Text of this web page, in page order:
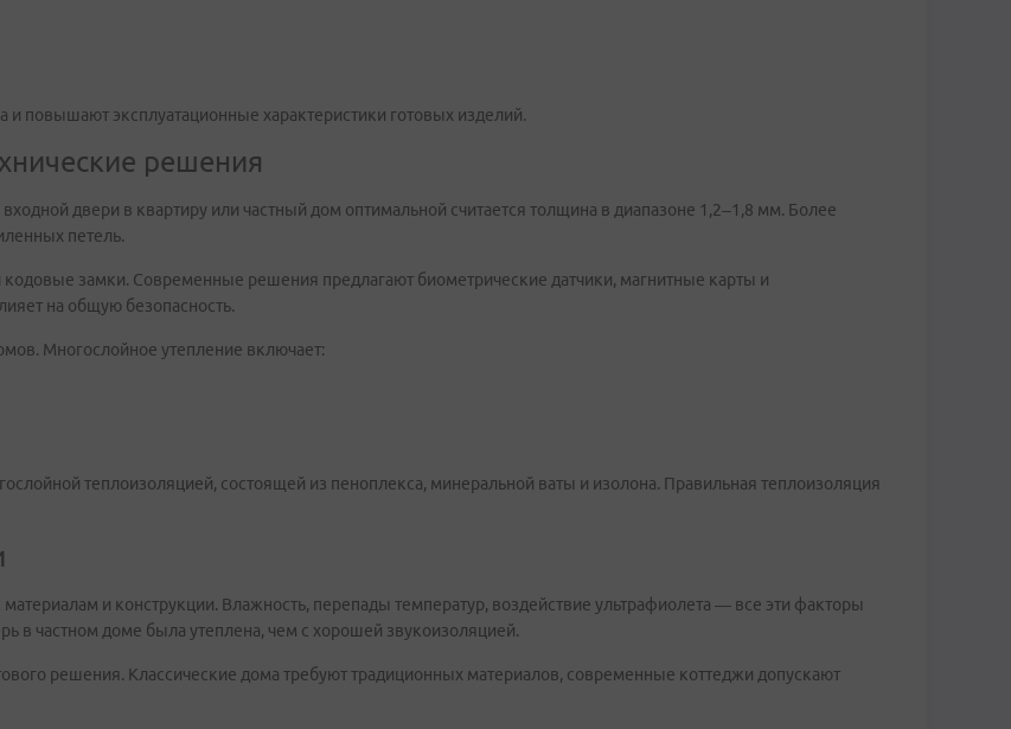
повышают эксплуатационные характеристики готовых изделий.
решения
двери в квартиру или частный дом оптимальной считается толщина в диапазоне 1,2–1,8 мм. Более
петель.
замки. Современные решения предлагают биометрические датчики, магнитные карты и
на общую безопасность.
Многослойное утепление включает:
теплоизоляцией, состоящей из пеноплекса, минеральной ваты и изолона. Правильная теплоизоляция
и конструкции. Влажность, перепады температур, воздействие ультрафиолета — все эти факторы
в частном доме была утеплена, чем с хорошей звукоизоляцией.
решения. Классические дома требуют традиционных материалов, современные коттеджи допускают